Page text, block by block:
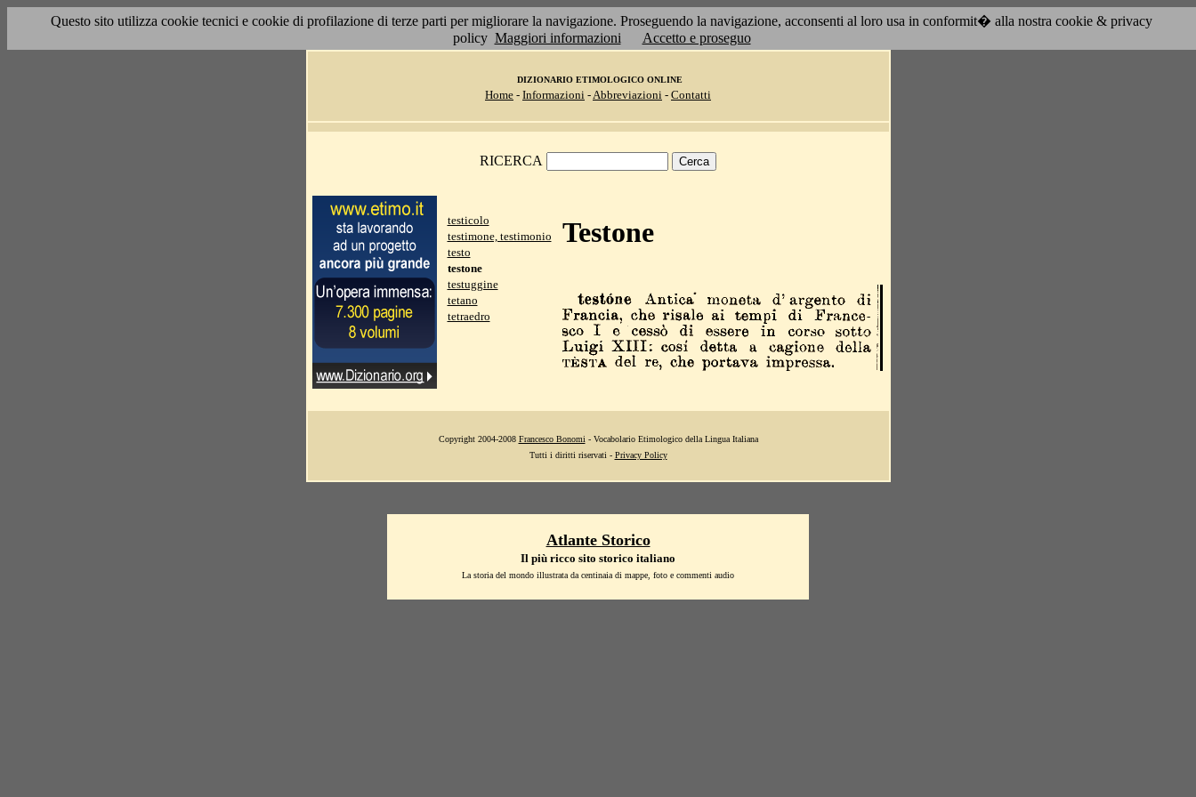
Questo sito utilizza cookie tecnici e cookie di profilazione di terze parti per migliorare la navigazione. Proseguendo la navigazione, acconsenti al loro usa in conformit� alla nostra cookie & privacy
policy Maggiori informazioni Accetto e proseguo
DIZIONARIO ETIMOLOGICO ONLINE
Home - Informazioni -Abbreviazioni - Contatti
RICERCA
testicolo
testimone, testimonio
testo
testone
testuggine
tetano
tetraedro
Testone
Copyright 2004-2008 Francesco Bonomi - Vocabolario Etimologico della Lingua Italiana
Tutti i diritti riservati - Privacy Policy
Atlante Storico
Il più ricco sito storico italiano
La storia del mondo illustrata da centinaia di mappe, foto e commenti audio